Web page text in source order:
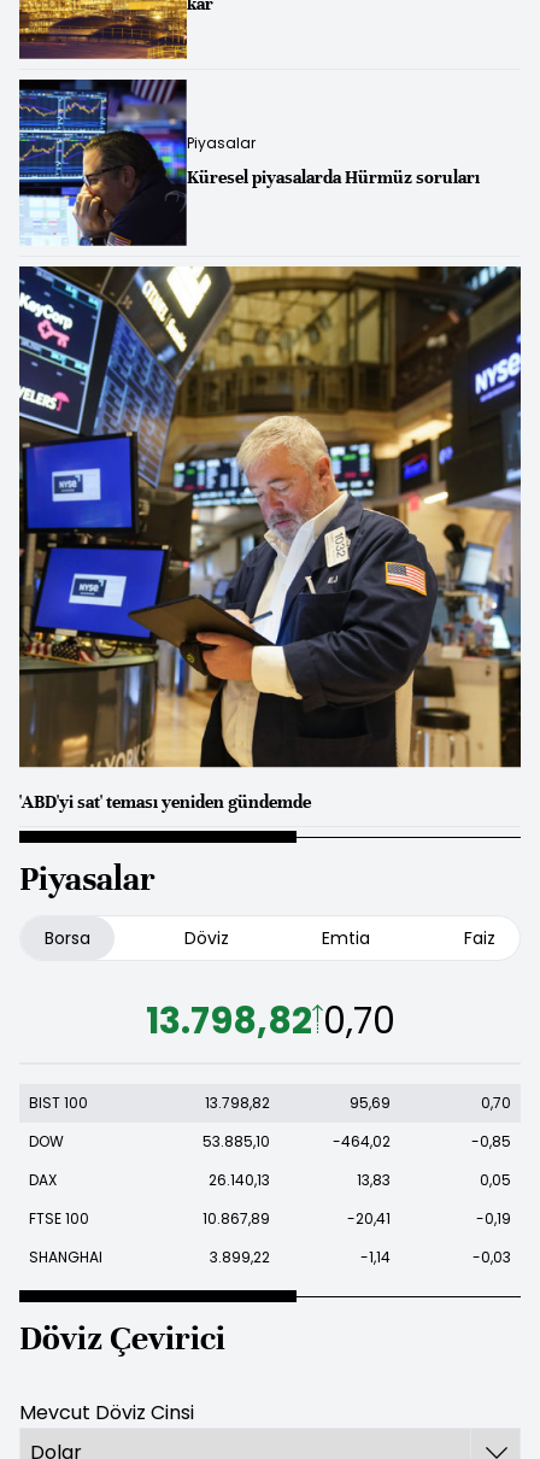
'ABD'yi sat' teması yeniden gündemde
Piyasalar
Küresel piyasalarda Hürmüz soruları
Piyasalar
Borsa Döviz Emtia Faiz
13.798,82 0,70
BIST 100 13.798,82 95,69
0,70
DOW
53.885,10 -464,02
-0,85
DAX
26.140,13 13,83
0,05
FTSE 100
10.867,89 -20,41
-0,19
SHANGHAI
3.899,22 -1,14 -0,03
Döviz Çevirici
Mevcut Döviz Cinsi